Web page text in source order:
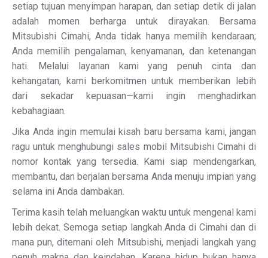
setiap tujuan menyimpan harapan, dan setiap detik di jalan
adalah momen berharga untuk dirayakan. Bersama
Mitsubishi Cimahi, Anda tidak hanya memilih kendaraan;
Anda memilih pengalaman, kenyamanan, dan ketenangan
hati. Melalui layanan kami yang penuh cinta dan
kehangatan, kami berkomitmen untuk memberikan lebih
dari sekadar kepuasan—kami ingin menghadirkan
kebahagiaan.
Jika Anda ingin memulai kisah baru bersama kami, jangan
ragu untuk menghubungi sales mobil Mitsubishi Cimahi di
nomor kontak yang tersedia. Kami siap mendengarkan,
membantu, dan berjalan bersama Anda menuju impian yang
selama ini Anda dambakan.
Terima kasih telah meluangkan waktu untuk mengenal kami
lebih dekat. Semoga setiap langkah Anda di Cimahi dan di
mana pun, ditemani oleh Mitsubishi, menjadi langkah yang